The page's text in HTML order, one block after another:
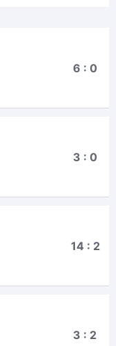
6 : 0
3 : 0
14 : 2
3 : 2